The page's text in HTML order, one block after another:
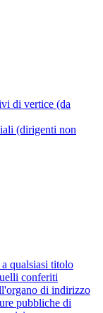
di vertice (da
(dirigenti non
qualsiasi titolo
conferiti
di indirizzo
pubbliche di